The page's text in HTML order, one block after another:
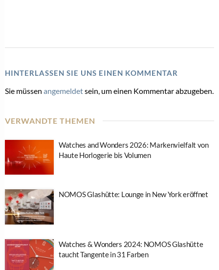
HINTERLASSEN SIE UNS EINEN KOMMENTAR
Sie müssen angemeldetsein, um einen Kommentar abzugeben.
VERWANDTE THEMEN
Watches and Wonders 2026: Markenvielfalt von
Haute Horlogerie bis Volumen
NOMOS Glashütte: Lounge in New York eröffnet
Watches & Wonders 2024: NOMOS Glashütte
taucht Tangente in 31 Farben